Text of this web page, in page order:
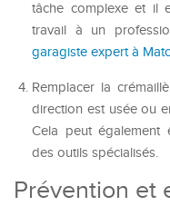
tâche complexe et il
travail à un
garagiste expert à
Remplacer la
direction est usée ou
Cela peut également
des outils spécialisés.
Prévention et